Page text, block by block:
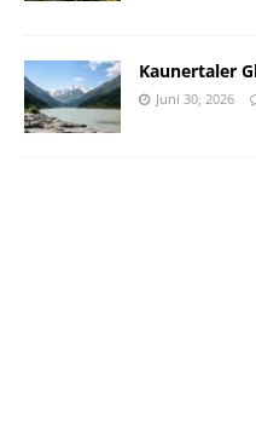
Kaunertaler
Juni 30, 2026